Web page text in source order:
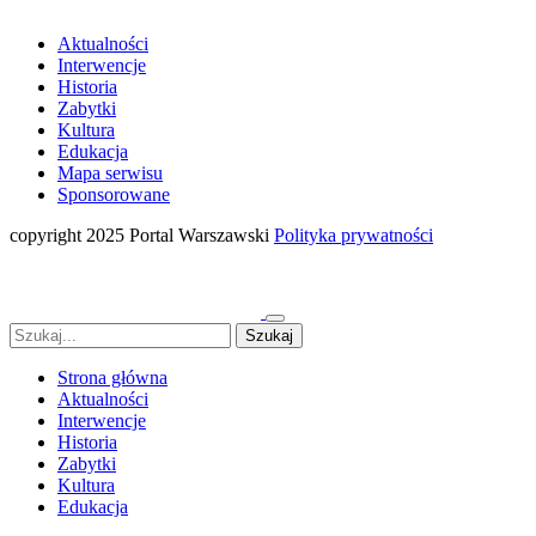
Aktualności
Interwencje
Historia
Zabytki
Kultura
Edukacja
Mapa serwisu
Sponsorowane
copyright 2025 Portal Warszawski Polityka prywatności
Strona główna
Aktualności
Interwencje
Historia
Zabytki
Kultura
Edukacja